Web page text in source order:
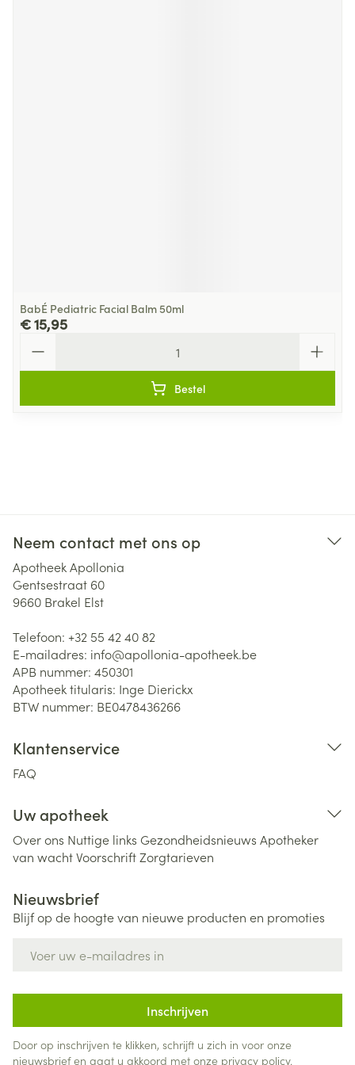
BabÉ Pediatric Facial Balm 50ml
€ 15,95
Bestel
Neem contact met ons op
Apotheek Apollonia
Gentsestraat 60
9660 Brakel Elst
Telefoon: +32 55 42 40 82
E-mailadres: info@apollonia-apotheek.be
APB nummer: 450301
Apotheek titularis: Inge Dierickx
BTW nummer: BE0478436266
Klantenservice
FAQ
Uw apotheek
Over ons Nuttige links Gezondheidsnieuws Apotheker
van wachtVoorschriftZorgtarieven
Nieuwsbrief
Blijf op de hoogte van nieuwe producten en promoties
Inschrijven
Door op inschrijven te klikken, schrijft u zich in voor onze
nieuwsbrief en gaat u akkoord met onze privacy policy.